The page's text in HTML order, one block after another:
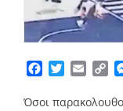
Facebook
TwitterEmail
Όσοι